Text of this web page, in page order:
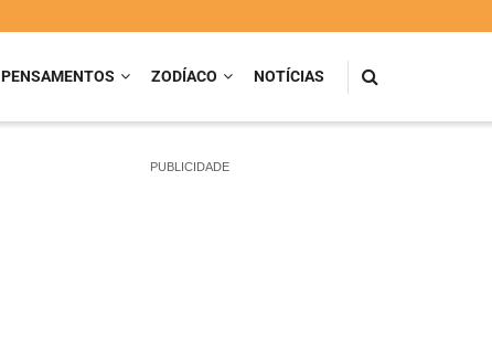
PENSAMENTOS ZODÍACO NOTÍCIAS
PUBLICIDADE